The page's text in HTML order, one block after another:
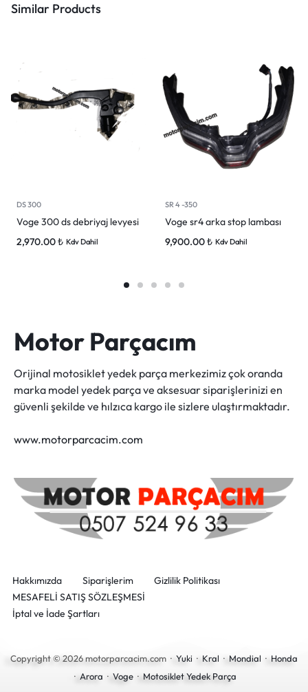
Similar Products
DS 300
Voge 300 ds debriyaj levyesi
2,970.00₺ Kdv Dahil
SR 4 -350
Voge sr4 arka stop lambası
9,900.00₺ Kdv Dahil
Motor Parçacım
Orijinal motosiklet yedek parça merkezimiz çok oranda
marka model yedek parça ve aksesuar siparişlerinizi en
güvenli şekilde ve hılzıca kargo ile sizlere ulaştırmaktadır.
www.motorparcacim.com
Hakkımızda Siparişlerim
Gizlilik Politikası
MESAFELİ SATIŞ SÖZLEŞMESİ
İptal ve İade Şartları
Copyright © 2026 motorparcacim.com · Yuki · Kral · Mondial · Honda
· Arora · Voge· Motosiklet Yedek Parça